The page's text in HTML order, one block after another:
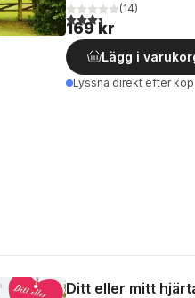
3,4utav 5 stjärnor.
(14)
169 kr
Lägg i
Lyssna direkt efter köp
Ditt eller mitt